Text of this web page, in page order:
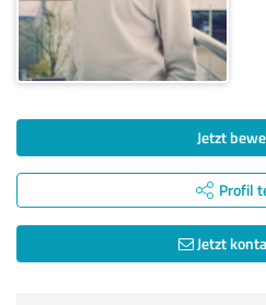
Jetzt
Profil
Jetzt